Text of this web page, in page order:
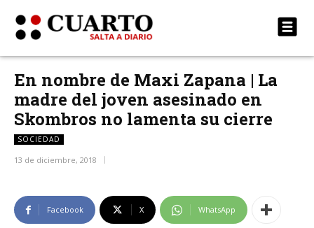
En nombre de Maxi Zapana | La
madre del joven asesinado en
Skombros no lamenta su cierre
SOCIEDAD
13 de diciembre, 2018
Facebook X WhatsApp